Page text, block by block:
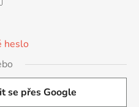
heslo
se přes Google